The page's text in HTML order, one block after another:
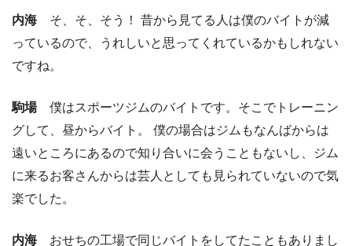
内海 そ、そ、そう！ 昔から見てる人は僕のバイトが減
っているので、うれしいと思ってくれているかもしれない
ですね。
駒場僕はスポーツジムのバイトです。そこでトレーニン
グして、昼からバイト。 僕の場合はジムもなんばからは
遠いところにあるので知り合いに会うこともないし、ジム
に来るお客さんからは芸人としても見られていないので気
楽でした。
内海 おせちの工場で同じバイトをしてたこともありまし